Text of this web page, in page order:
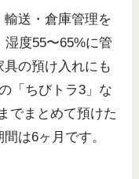
送・倉庫管理を
度55〜65%に管
の預け入れにも
「ちびトラ3」な
でまとめて預けた
は6ヶ月です。